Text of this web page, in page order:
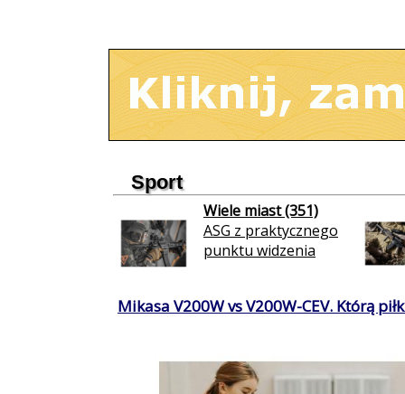
Sport
Wiele miast (351)
ASG z praktycznego
punktu widzenia
Mikasa V200W vs V200W-CEV. Którą